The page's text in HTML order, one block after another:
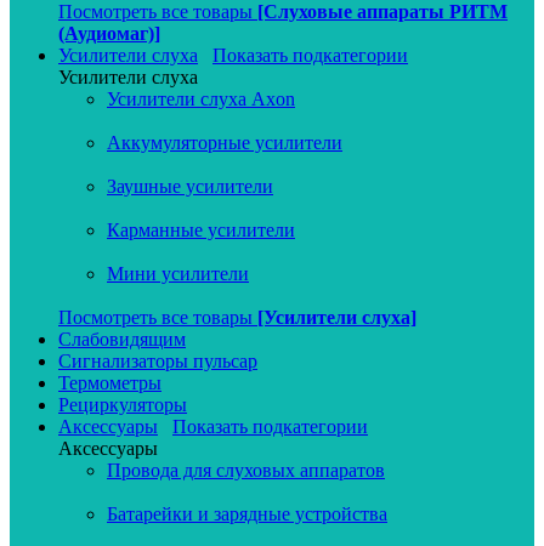
Посмотреть все товары [Слуховые аппараты РИТМ
(Аудиомаг)]
Усилители слуха
Показать подкатегории
Усилители слуха
Усилители слуха Axon
Аккумуляторные усилители
Заушные усилители
Карманные усилители
Мини усилители
Посмотреть все товары [Усилители слуха]
Слабовидящим
Сигнализаторы пульсар
Термометры
Рециркуляторы
Аксессуары
Показать подкатегории
Аксессуары
Провода для слуховых аппаратов
Батарейки и зарядные устройства